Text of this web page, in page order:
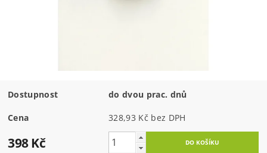
Dostupnost do dvou prac. dnů
Cena 328,93 Kč bez DPH
398 Kč